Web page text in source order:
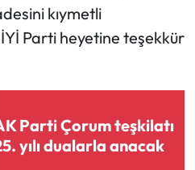
kıymetli
Parti heyetine teşekkür
Parti Çorum teşkilatı
yılı dualarla anacak